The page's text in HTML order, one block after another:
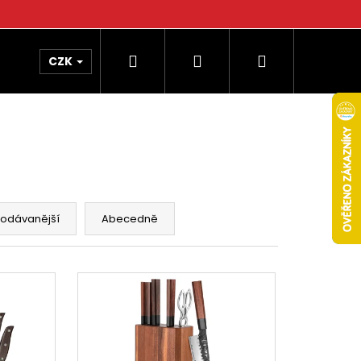
CZK Hledat PřihlášeníNákupní
Abecedně